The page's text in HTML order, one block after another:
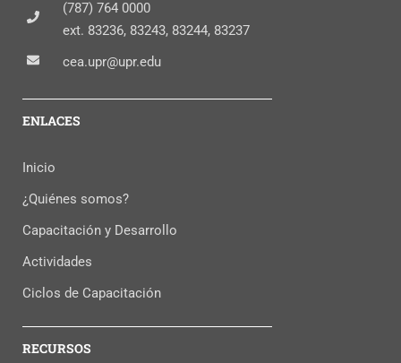
(787) 764 0000
ext. 83236, 83243, 83244, 83237
cea.upr@upr.edu
ENLACES
Inicio
¿Quiénes somos?
Capacitación y Desarrollo
Actividades
Ciclos de Capacitación
RECURSOS